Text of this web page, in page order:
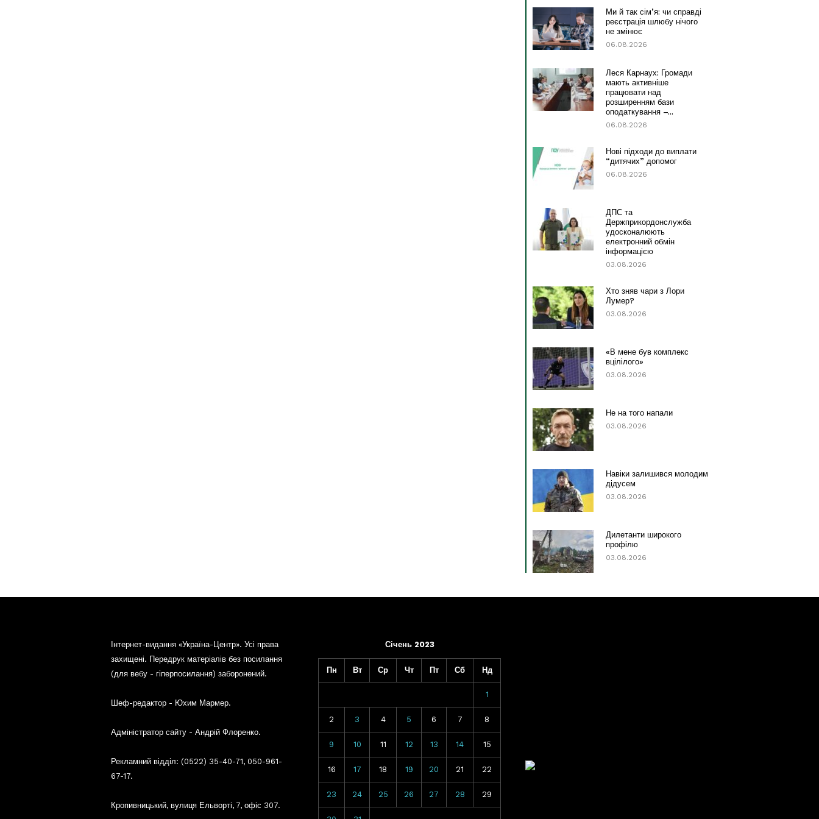
Ми й так сім’я: чи справді
реєстрація шлюбу нічого
не змінює
06.08.2026
Леся Карнаух: Громади
мають активніше
працювати над
розширенням бази
оподаткування –...
06.08.2026
Нові підходи до виплати
“дитячих” допомог
06.08.2026
ДПС та
Держприкордонслужба
удосконалюють
електронний обмін
інформацією
03.08.2026
Хто зняв чари з Лори
Лумер?
03.08.2026
«В мене був комплекс
вцілілого»
03.08.2026
Не на того напали
03.08.2026
Навіки залишився молодим
дідусем
03.08.2026
Дилетанти широкого
профілю
03.08.2026
Інтернет-видання «Україна-Центр». Усі права
захищені. Передрук матеріалів без посилання
(для вебу - гіперпосилання) заборонений.
Шеф-редактор - Юхим Мармер.
Адміністратор сайту - Андрій Флоренко.
Рекламний відділ: (0522) 35-40-71, 050-961-
67-17.
Кропивницький, вулиця Ельворті, 7, офіс 307.
Січень 2023
Пн Вт Ср Чт Пт Сб Нд
1
2 3 4 5 6 7 8
9 10 11 12 13 14 15
16 17 18 19 20 21 22
23 24 25 26 27 28 29